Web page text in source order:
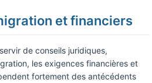
et financiers
de conseils juridiques,
les exigences financières et
fortement des antécédents